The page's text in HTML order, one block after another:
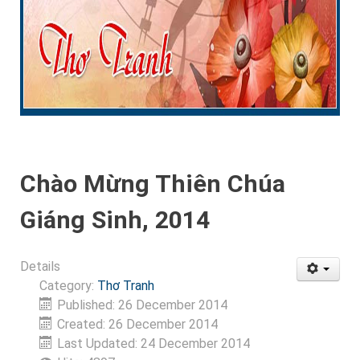
Chào Mừng Thiên Chúa
Giáng Sinh, 2014
Details
Category: Thơ Tranh
Published: 26 December 2014
Created: 26 December 2014
Last Updated: 24 December 2014